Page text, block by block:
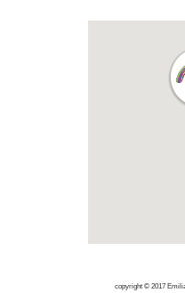
copyright © 2017